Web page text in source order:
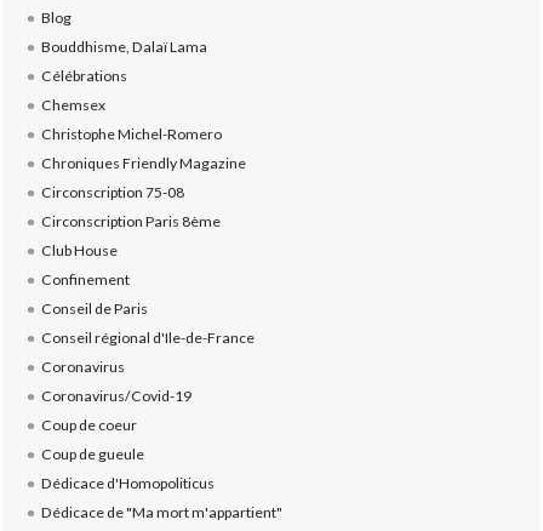
Blog
Bouddhisme, Dalaï Lama
Célébrations
Chemsex
Christophe Michel-Romero
Chroniques Friendly Magazine
Circonscription 75-08
Circonscription Paris 8ème
Club House
Confinement
Conseil de Paris
Conseil régional d'Ile-de-France
Coronavirus
Coronavirus/Covid-19
Coup de coeur
Coup de gueule
Dédicace d'Homopoliticus
Dédicace de "Ma mort m'appartient"